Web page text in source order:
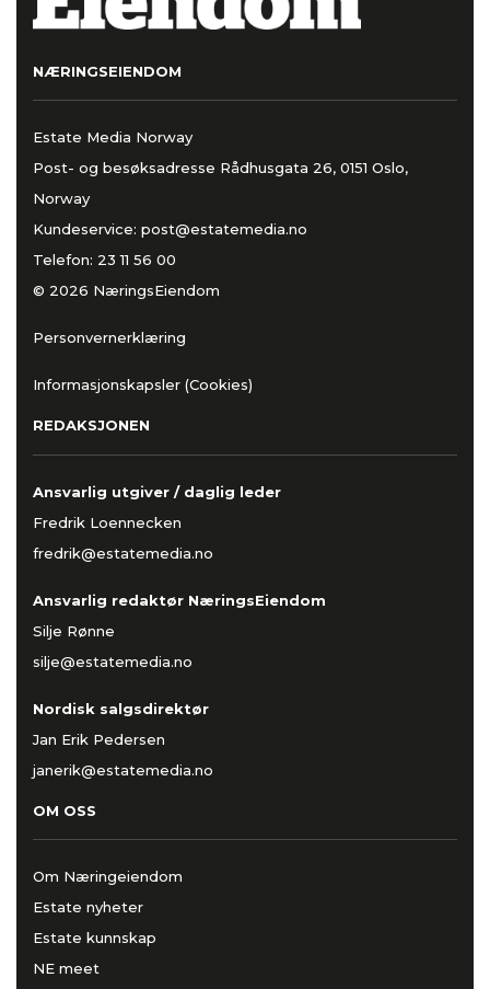
NÆRINGSEIENDOM
Estate Media Norway
Post- og besøksadresse Rådhusgata 26, 0151 Oslo,
Norway
Kundeservice: post@estatemedia.no
Telefon: 23 11 56 00
© 2026 NæringsEiendom
Personvernerklæring
Informasjonskapsler (Cookies)
REDAKSJONEN
Ansvarlig utgiver / daglig leder
Fredrik Loennecken
fredrik@estatemedia.no
Ansvarlig redaktør NæringsEiendom
Silje Rønne
silje@estatemedia.no
Nordisk salgsdirektør
Jan Erik Pedersen
janerik@estatemedia.no
OM OSS
Om Næringeiendom
Estate nyheter
Estate kunnskap
NE meet